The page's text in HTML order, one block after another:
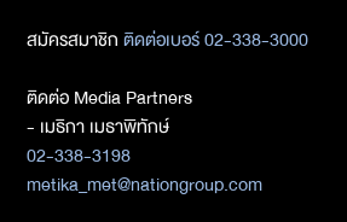
สมัครสมาชิกติดต่อเบอร์ 02-338-3000
ติดต่อ Media Partners
- เมธิกา เมธาพิทักษ์
02-338-3198
metika_met@nationgroup.com